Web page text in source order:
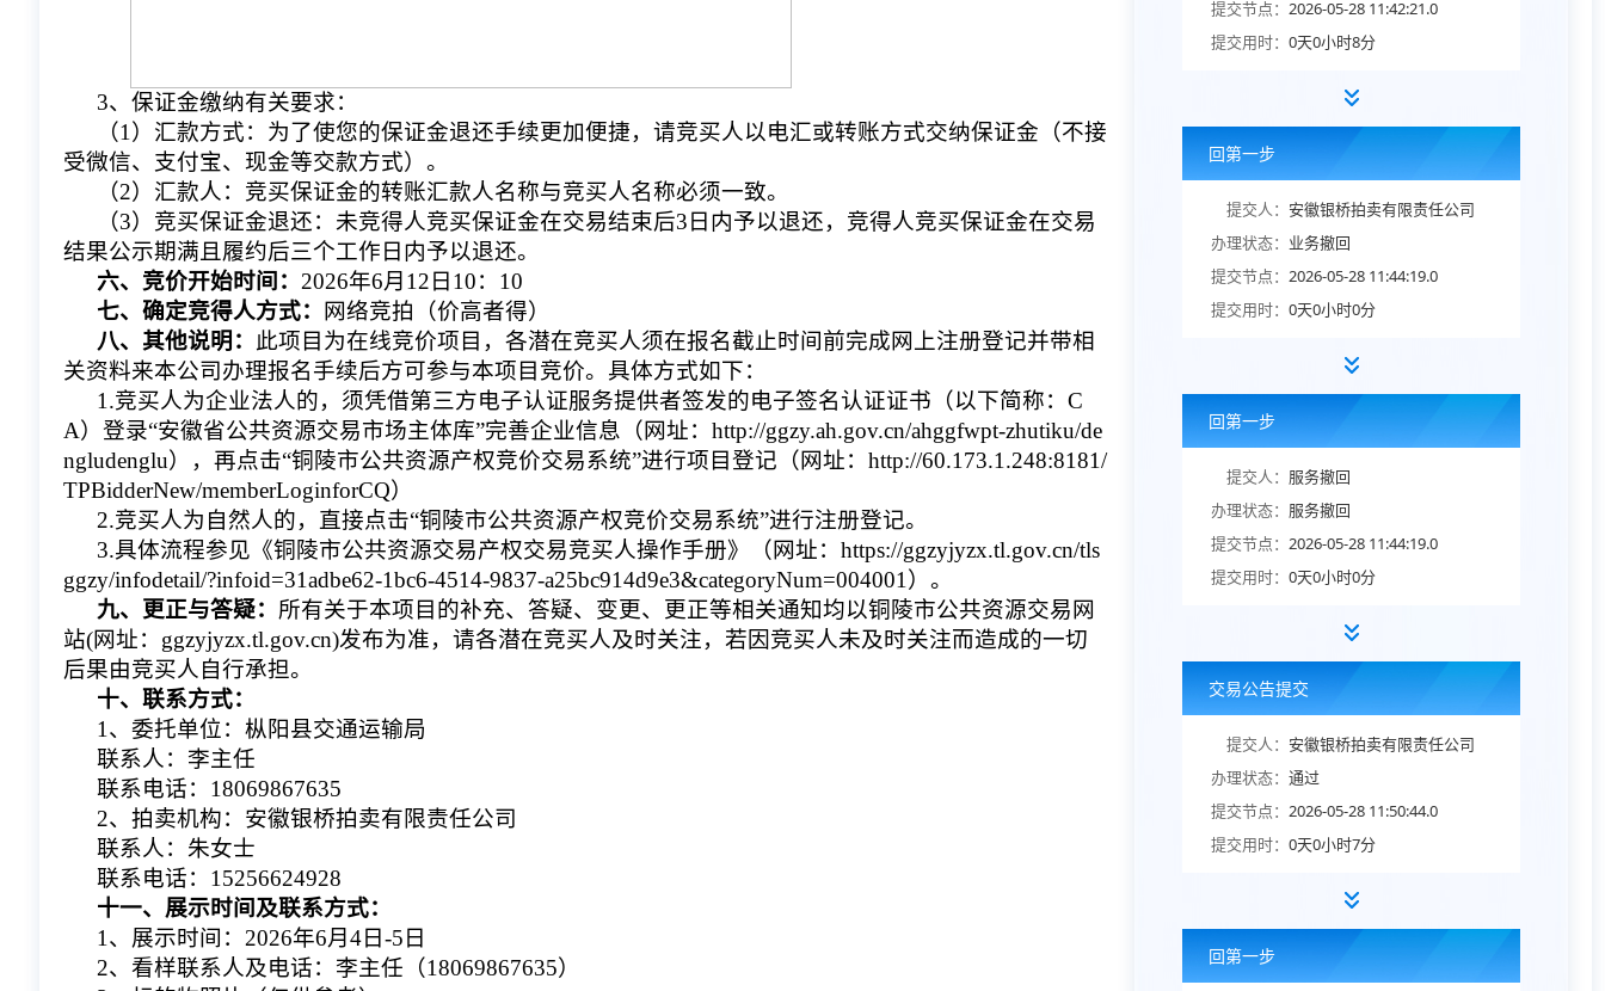
3、保证金缴纳有关要求：
（1）汇款方式：为了使您的保证金退还手续更加便捷，请竞买人以电汇或转账方式交纳保证金（不接
受微信、支付宝、现金等交款方式）。
（2）汇款人：竞买保证金的转账汇款人名称与竞买人名称必须一致。
（3）竞买保证金退还：未竞得人竞买保证金在交易结束后3日内予以退还，竞得人竞买保证金在交易
结果公示期满且履约后三个工作日内予以退还。
六、竞价开始时间： 2026年6月12日10：10
七、确定竞得人方式： 网络竞拍（价高者得）
八、其他说明： 此项目为在线竞价项目，各潜在竞买人须在报名截止时间前完成网上注册登记并带相
关资料来本公司办理报名手续后方可参与本项目竞价。具体方式如下：
1.竞买人为企业法人的，须凭借第三方电子认证服务提供者签发的电子签名认证证书（以下简称：C
A）登录“安徽省公共资源交易市场主体库”完善企业信息（网址：http://ggzy.ah.gov.cn/ahggfwpt-zhutiku/de
ngludenglu），再点击“铜陵市公共资源产权竞价交易系统”进行项目登记（网址：http://60.173.1.248:8181/
TPBidderNew/memberLoginforCQ）
2.竞买人为自然人的，直接点击“铜陵市公共资源产权竞价交易系统”进行注册登记。
3.具体流程参见《铜陵市公共资源交易产权交易竞买人操作手册》（网址：https://ggzyjyzx.tl.gov.cn/tls
ggzy/infodetail/?infoid=31adbe62-1bc6-4514-9837-a25bc914d9e3&categoryNum=004001）。
九、更正与答疑： 所有关于本项目的补充、答疑、变更、更正等相关通知均以铜陵市公共资源交易网
站(网址：ggzyjyzx.tl.gov.cn)发布为准，请各潜在竞买人及时关注，若因竞买人未及时关注而造成的一切
后果由竞买人自行承担。
十、联系方式：
1、委托单位：枞阳县交通运输局
联系人：李主任
联系电话：18069867635
2、拍卖机构：安徽银桥拍卖有限责任公司
联系人：朱女士
联系电话：15256624928
十一、展示时间及联系方式：
1、展示时间：2026年6月4日-5日
2、看样联系人及电话：李主任（18069867635）
提交节点： 2026-05-28 11:42:21.0
提交用时： 0天0小时8分
回第一步
提交人： 安徽银桥拍卖有限责任公司
办理状态： 业务撤回
提交节点： 2026-05-28 11:44:19.0
提交用时： 0天0小时0分
回第一步
提交人： 服务撤回
办理状态： 服务撤回
提交节点： 2026-05-28 11:44:19.0
提交用时： 0天0小时0分
交易公告提交
提交人： 安徽银桥拍卖有限责任公司
办理状态： 通过
提交节点： 2026-05-28 11:50:44.0
提交用时： 0天0小时7分
回第一步